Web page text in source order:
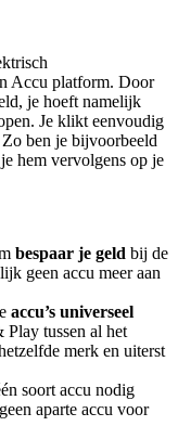
Accu platform. Door
je hoeft namelijk
Je klikt eenvoudig
Zo ben je bijvoorbeeld
hem vervolgens op je
bespaar je geld bij de
geen accu meer aan
accu’s universeel
tussen al het
merk en uiterst
soort accu nodig
aparte accu voor